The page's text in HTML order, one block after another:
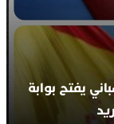
يفتح بوابة